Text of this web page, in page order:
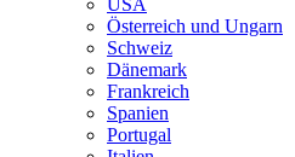
USA
Österreich und Ungarn
Schweiz
Dänemark
Frankreich
Spanien
Portugal